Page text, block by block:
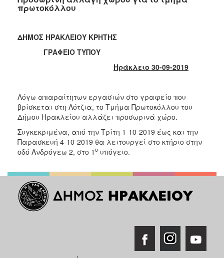
2021
2019
2018
2015
2013
2012
2011
2006
πρωτοκόλλου
ΔΗΜΟΣ ΗΡΑΚΛΕΙΟΥ ΚΡΗΤΗΣ
ΓΡΑΦΕΙΟ ΤΥΠΟΥ
Ηράκλειο 30-09-2019
Λόγω απαραίτητων εργασιών στο γραφείο που
βρίσκεται στη Λότζια, το Τμήμα Πρωτοκόλλου του
Δήμου Ηρακλείου αλλάζει προσωρινά χώρο.
Συγκεκριμένα, από την Τρίτη 1-10-2019 έως και την
Παρασκευή 4-10-2019 θα λειτουργεί στο κτήριο στην
οδό Ανδρόγεω 2, στο 1 ο υπόγειο.